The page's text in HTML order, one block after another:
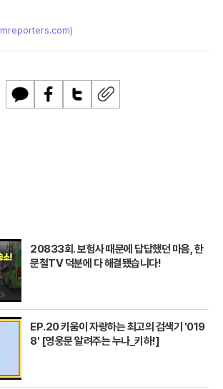
카
페
트
U
20833회. 보험사 때문에 답답했던 마음, 한
문철TV 덕분에 다 해결됐습니다!
EP.20 키움이 자랑하는 최고의 검색기 '019
8' [영웅문 알려주는 누나_키하!]